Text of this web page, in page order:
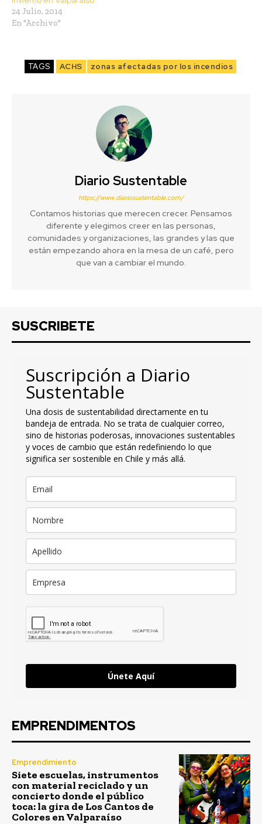
24 Julio, 2014
En "Archivo"
TAGS ACHS zonas afectadas por los incendios
Diario Sustentable
https://www.diariosustentable.com/
Contamos historias que merecen crecer. Pensamos
diferente y elegimos creer en las personas,
comunidades y organizaciones, las grandes y las que
están empezando ahora en la mesa de un café, pero
que van a cambiar el mundo.
SUSCRIBETE
Suscripción a Diario
Sustentable
Una dosis de sustentabilidad directamente en tu
bandeja de entrada. No se trata de cualquier correo,
sino de historias poderosas, innovaciones sustentables
y voces de cambio que están redefiniendo lo que
significa ser sostenible en Chile y más allá.
Únete Aquí
EMPRENDIMENTOS
Emprendimiento
Siete escuelas, instrumentos
con material reciclado y un
concierto donde el público
toca: la gira de Los Cantos de
Colores en Valparaíso